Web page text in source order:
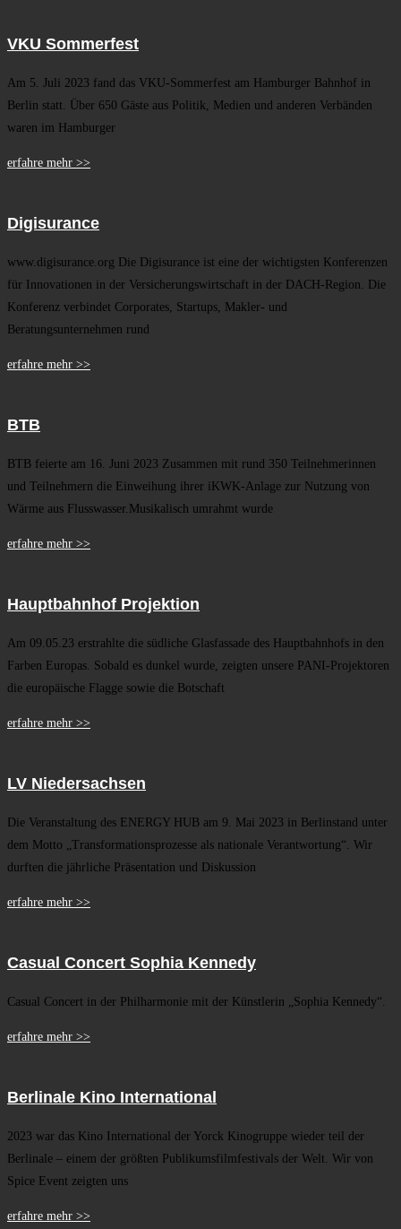
VKU Sommerfest
Am 5. Juli 2023 fand das VKU-Sommerfest am Hamburger Bahnhof in
Berlin statt. Über 650 Gäste aus Politik, Medien und anderen Verbänden
waren im Hamburger
erfahre mehr >>
Digisurance
www.digisurance.org Die Digisurance ist eine der wichtigsten Konferenzen
für Innovationen in der Versicherungswirtschaft in der DACH-Region. Die
Konferenz verbindet Corporates, Startups, Makler- und
Beratungsunternehmen rund
erfahre mehr >>
BTB
BTB feierte am 16. Juni 2023 Zusammen mit rund 350 Teilnehmerinnen
und Teilnehmern die Einweihung ihrer iKWK-Anlage zur Nutzung von
Wärme aus Flusswasser.Musikalisch umrahmt wurde
erfahre mehr >>
Hauptbahnhof Projektion
Am 09.05.23 erstrahlte die südliche Glasfassade des Hauptbahnhofs in den
Farben Europas. Sobald es dunkel wurde, zeigten unsere PANI-Projektoren
die europäische Flagge sowie die Botschaft
erfahre mehr >>
LV Niedersachsen
Die Veranstaltung des ENERGY HUB am 9. Mai 2023 in Berlinstand unter
dem Motto „Transformationsprozesse als nationale Verantwortung“. Wir
durften die jährliche Präsentation und Diskussion
erfahre mehr >>
Casual Concert Sophia Kennedy
Casual Concert in der Philharmonie mit der Künstlerin „Sophia Kennedy“.
erfahre mehr >>
Berlinale Kino International
2023 war das Kino International der Yorck Kinogruppe wieder teil der
Berlinale – einem der größten Publikumsfilmfestivals der Welt. Wir von
Spice Event zeigten uns
erfahre mehr >>